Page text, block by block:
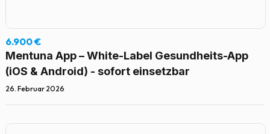
6.900 €
Mentuna App – White-Label Gesundheits-App
(iOS & Android) - sofort einsetzbar
26. Februar 2026